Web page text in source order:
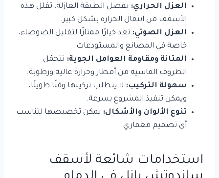
العزل الحراري: بفضل الطبقة العازلة، تقلل هذه
الأسقف من انتقال الحرارة بشكل كبير.
العزل الصوتي: تعد خيارًا ممتازًا لتقليل الضوضاء،
خاصة في المصانع والمستودعات.
المتانة ومقاومة العوامل الجوية: تتحمّل
الظروف القاسية من أمطار وحرارة عالية ورطوبة.
سهولة التركيب: لا يتطلب تركيبها وقتًا طويلًا،
ويمكن تنفيذ المشروع بسرعة.
تنوع الألوان والأشكال: يمكن تخصيصها لتناسب
أي تصميم معماري.
استخدامات شائعة لأسقف